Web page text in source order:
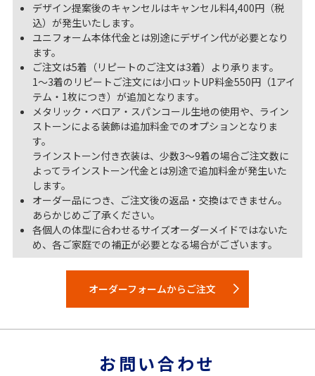
デザイン提案後のキャンセルはキャンセル料4,400円（税
込）が発生いたします。
ユニフォーム本体代金とは別途にデザイン代が必要となり
ます。
ご注文は5着（リピートのご注文は3着）より承ります。
1～3着のリピートご注文には小ロットUP料金550円（1アイ
テム・1枚につき）が追加となります。
メタリック・ベロア・スパンコール生地の使用や、ライン
ストーンによる装飾は追加料金でのオプションとなりま
す。
ラインストーン付き衣装は、少数3～9着の場合ご注文数に
よってラインストーン代金とは別途で追加料金が発生いた
します。
オーダー品につき、ご注文後の返品・交換はできません。
あらかじめご了承ください。
各個人の体型に合わせるサイズオーダーメイドではないた
め、各ご家庭での補正が必要となる場合がございます。
オーダーフォームからご注文
お問い合わせ